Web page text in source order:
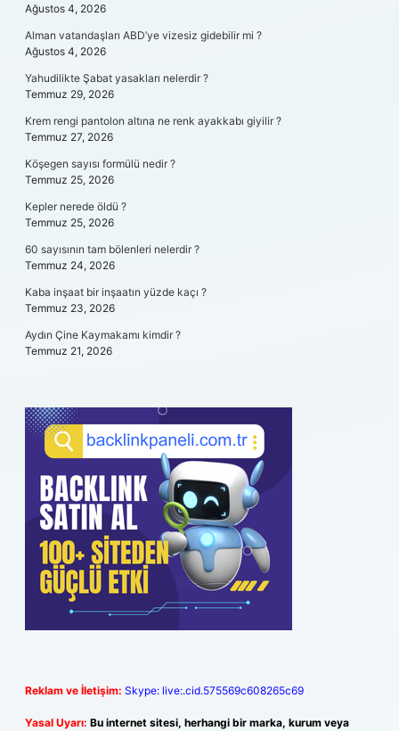
Ağustos 4, 2026
Alman vatandaşları ABD’ye vizesiz gidebilir mi ?
Ağustos 4, 2026
Yahudilikte Şabat yasakları nelerdir ?
Temmuz 29, 2026
Krem rengi pantolon altına ne renk ayakkabı giyilir ?
Temmuz 27, 2026
Köşegen sayısı formülü nedir ?
Temmuz 25, 2026
Kepler nerede öldü ?
Temmuz 25, 2026
60 sayısının tam bölenleri nelerdir ?
Temmuz 24, 2026
Kaba inşaat bir inşaatın yüzde kaçı ?
Temmuz 23, 2026
Aydın Çine Kaymakamı kimdir ?
Temmuz 21, 2026
Reklam ve İletişim: Skype: live:.cid.575569c608265c69
Yasal Uyarı: Bu internet sitesi, herhangi bir marka, kurum veya